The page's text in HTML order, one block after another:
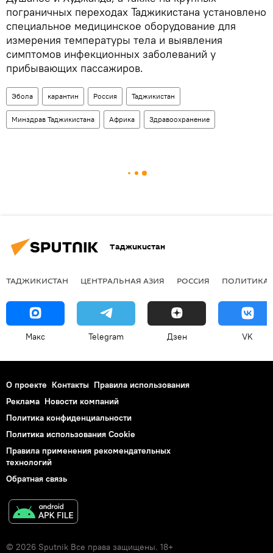
пограничных переходах Таджикистана установлено
специальное медицинское оборудование для
измерения температуры тела и выявления
симптомов инфекционных заболеваний у
прибывающих пассажиров.
Эбола карантин Россия Таджикистан
Минздрав Таджикистана Африка Здравоохранение
Таджикистан
ТАДЖИКИСТАН ЦЕНТРАЛЬНАЯ АЗИЯ РОССИЯ ПОЛИТИКА
Макс Telegram Дзен VK
О проекте Контакты Правила использования
Реклама Новости компаний
Политика конфиденциальности
Политика использования Cookie
Правила применения рекомендательных
технологий
Обратная связь
© 2026 Sputnik Все права защищены. 18+